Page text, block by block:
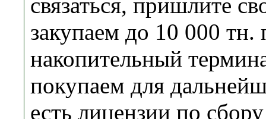
закупаем до 10 000 тн.
накопительный
покупаем для
есть лицензии по